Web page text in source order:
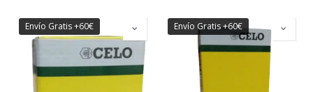
Envío Gratis +60€ Envío Gratis +60€